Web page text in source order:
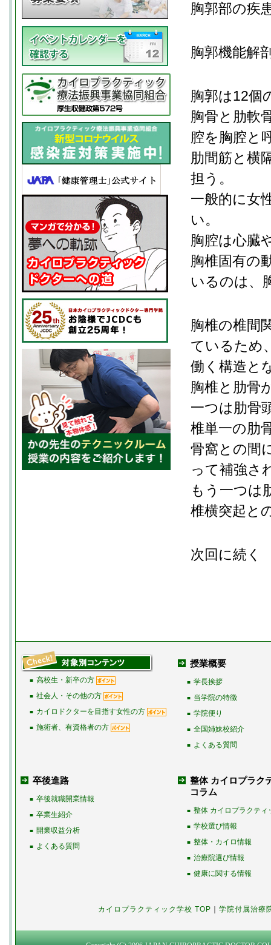
胸郭部の疾
胸郭機能解
胸郭は12個
胸骨と肋軟
腔を胸腔と
肋間筋と横
担う。
一般的に女
い。
胸腔は心臓
胸椎固有の
いるのは、
胸椎の椎間
ているため
働く構造と
胸椎と肋骨
一つは肋骨
椎単一の肋
骨窩との間
って補強さ
もう一つは
椎横突起と
次回に続く
■ 高校生・新卒の方
■ 社会人・その他の方
■ カイロドクターを目指す女性の方
■ 施術者、有資格者の方
授業概要
■ 学長挨拶
■ 当学院の特徴
■ 学院便り
■ 全国姉妹校紹介
■ よくある質問
卒後進路
■ 卒後就職開業情報
■ 卒業生紹介
■ 開業収益分析
■ よくある質問
整体 カイロプラク
コラム
■ 整体 カイロプラクティ
■ 学校選び情報
■ 整体・カイロ情報
■ 治療院選び情報
■ 健康に関する情報
カイロプラクティック学校 TOP 学院付属治療